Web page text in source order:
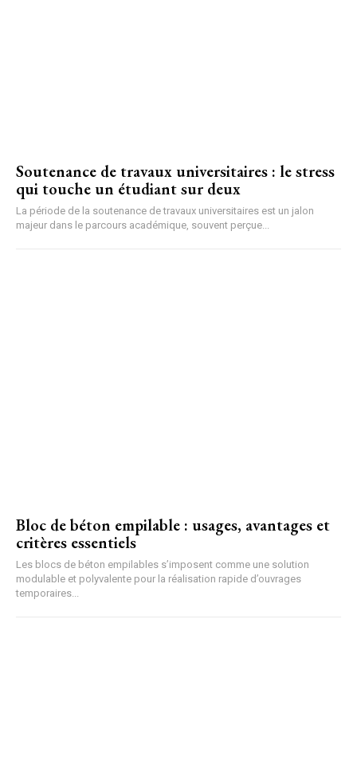
Soutenance de travaux universitaires : le stress
qui touche un étudiant sur deux
La période de la soutenance de travaux universitaires est un jalon
majeur dans le parcours académique, souvent perçue...
Bloc de béton empilable : usages, avantages et
critères essentiels
Les blocs de béton empilables s’imposent comme une solution
modulable et polyvalente pour la réalisation rapide d’ouvrages
temporaires...